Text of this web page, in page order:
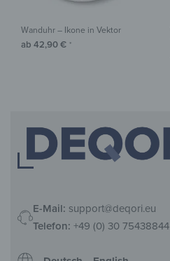
Wanduhr – Ikone in Vektor
ab 42,90€ *
E-Mail: support@deqori.eu
Telefon: +49 (0) 30 75438844